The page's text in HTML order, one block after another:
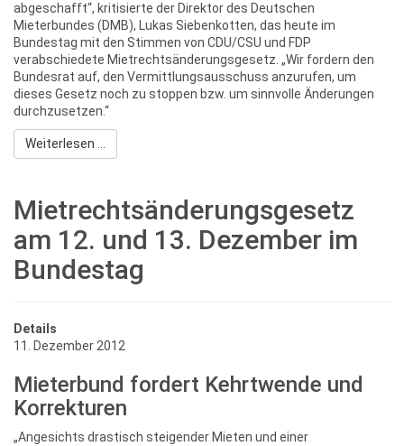
abgeschafft“, kritisierte der Direktor des Deutschen
Mieterbundes (DMB), Lukas Siebenkotten, das heute im
Bundestag mit den Stimmen von CDU/CSU und FDP
verabschiedete Mietrechtsänderungsgesetz. „Wir fordern den
Bundesrat auf, den Vermittlungsausschuss anzurufen, um
dieses Gesetz noch zu stoppen bzw. um sinnvolle Änderungen
durchzusetzen.“
Weiterlesen ...
Mietrechtsänderungsgesetz
am 12. und 13. Dezember im
Bundestag
Details
11. Dezember 2012
Mieterbund fordert Kehrtwende und
Korrekturen
„Angesichts drastisch steigender Mieten und einer